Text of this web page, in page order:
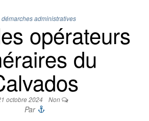
démarches administratives
opérateurs
du
octobre 2024 Non
Par